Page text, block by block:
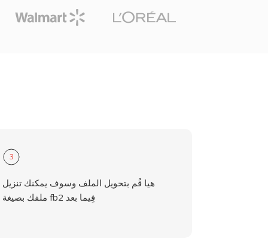
3
هيا قُم بتحويل الملف وسوف يمكنك تنزيل
ملفك بصيغة fb2 فِيما بعد